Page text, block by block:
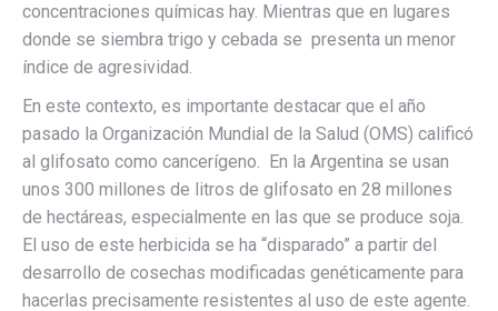
concentraciones químicas hay. Mientras que en lugares
donde se siembra trigo y cebada se presenta un menor
índice de agresividad.
En este contexto, es importante destacar que el año
pasado la Organización Mundial de la Salud (OMS) calificó
al glifosato como cancerígeno. En la Argentina se usan
unos 300 millones de litros de glifosato en 28 millones
de hectáreas, especialmente en las que se produce soja.
El uso de este herbicida se ha “disparado” a partir del
desarrollo de cosechas modificadas genéticamente para
hacerlas precisamente resistentes al uso de este agente.